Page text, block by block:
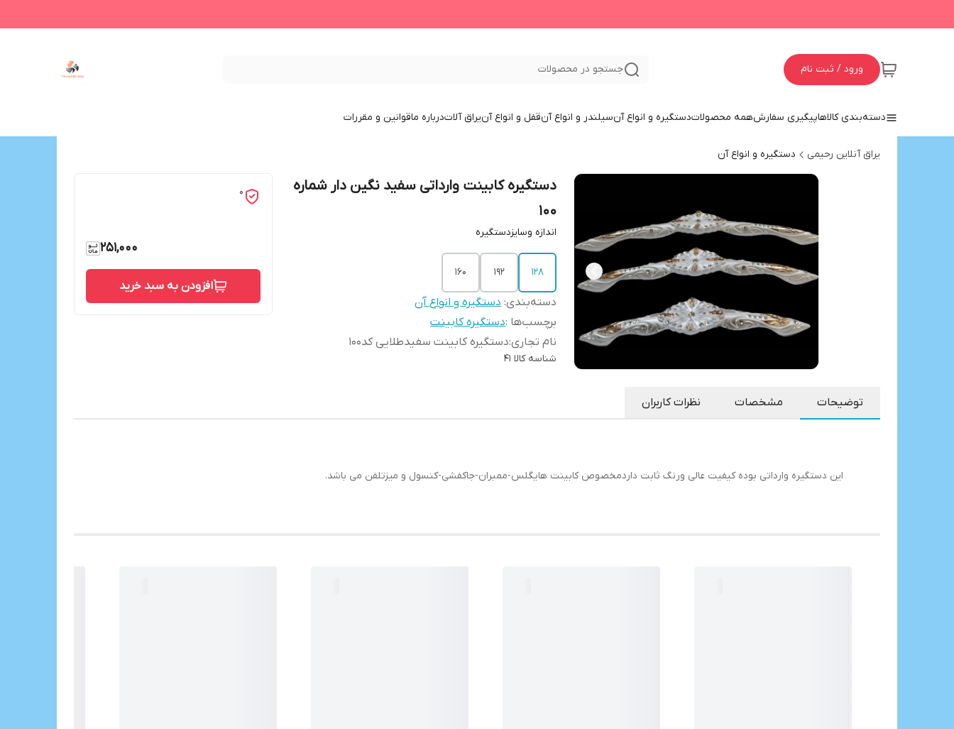
ورود / ثبت نام جستجو در محصولات
دسته‌بندی کالاهاپیگیری سفارشهمه محصولاتدستگیره و انواع آنسیلندر و انواع آنقفل و انواع آنیراق آلاتدرباره ماقوانین و مقررات
یراق آنلاین رحیمی دستگیره و انواع آن
دستگیره کابینت وارداتی سفید نگین دار شماره
۱۰۰
اندازه وسایزدستگیره
128
192
160
دسته‌بندی:دستگیره و انواع آن
برچسب‌ها :دستگیره کابینت
نام تجاری:دستگیره کابینت سفیدطلایی کد100
شناسه کالا 41
0
251,000
افزودن به سبد خرید
توضیحات مشخصات نظرات کاربران
این دستگیره وارداتی بوده کیفیت عالی ورنگ ثابت داردمخصوص کابینت هایگلس-ممبران-جاکفشی-کنسول و میزتلفن می باشد.